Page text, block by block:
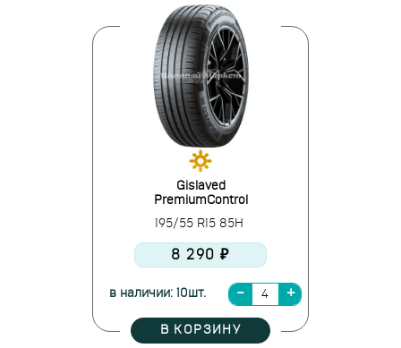
Gislaved
PremiumControl
195/55 R15 85H
8 290 ₽
в наличии: 10шт.
В КОРЗИНУ